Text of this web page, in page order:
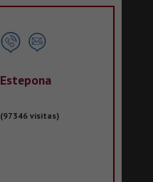
Estepona
(97346 visitas)